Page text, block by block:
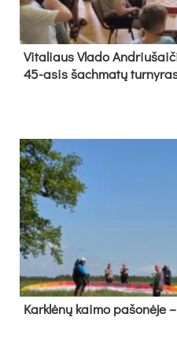
Vi­ta­liaus Vla­do
45-asis šach­ma­tų
Kark­lė­nų kai­mo pa­šo­nė­je